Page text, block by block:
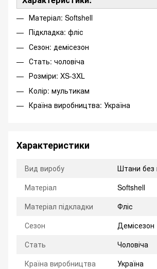
Матеріал: Softshell
Підкладка: фліс
Сезон: демісезон
Стать: чоловіча
Розміри: XS-3XL
Колір: мультикам
Країна виробництва: Україна
Характеристики
Вид виробу
Штани без
Матеріал
Softshell
Матеріал підкладки
Фліс
Сезон
Демісезон
Стать
Чоловіча
Країна виробництва
Україна